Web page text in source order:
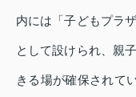
内には「子どもプラ
として設けられ、親
きる場が確保されて